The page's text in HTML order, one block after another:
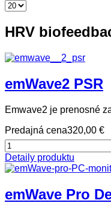
HRV
emWave2 PSR
Emwave2 je prenosné
Predajná cena320,00 €
Detaily produktu
emWave Pro